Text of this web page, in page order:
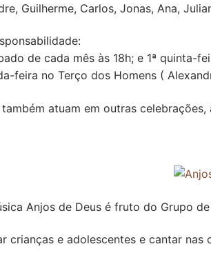
Guilherme, Carlos, Jonas, Ana,
de cada mês às 18h; e 1ª quinta-
feira no Terço dos Homens (
atuam em outras
Anjos de Deus é fruto do Grupo
crianças e adolescentes e cantar